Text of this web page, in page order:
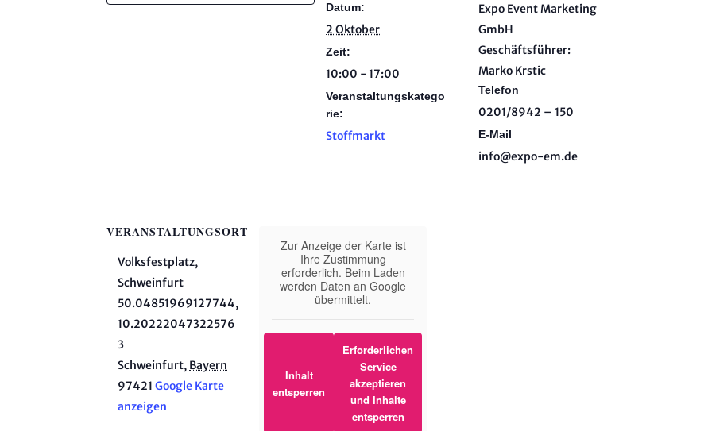
Datum:
2 Oktober
Zeit:
10:00 - 17:00
Veranstaltungskatego
rie:
Stoffmarkt
Expo Event Marketing
GmbH
Geschäftsführer:
Marko Krstic
Telefon
0201/8942 – 150
E-Mail
info@expo-em.de
VERANSTALTUNGSORT
Volksfestplatz,
Schweinfurt
50.04851969127744,
10.20222047322576
3
Schweinfurt, Bayern
97421 Google Karte
anzeigen
Zur Anzeige der Karte ist
Ihre Zustimmung
erforderlich. Beim Laden
werden Daten an Google
übermittelt.
Inhalt
entsperren
Erforderlichen
Service
akzeptieren
und Inhalte
entsperren